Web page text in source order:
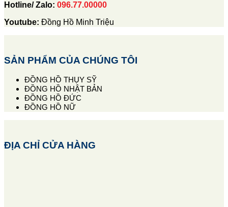
Hotline/ Zalo: 096.77.00000
Youtube: Đồng Hồ Minh Triệu
SẢN PHẨM CỦA CHÚNG TÔI
ĐỒNG HỒ THỤY SỸ
ĐỒNG HỒ NHẬT BẢN
ĐỒNG HỒ ĐỨC
ĐỒNG HỒ NỮ
ĐỊA CHỈ CỬA HÀNG